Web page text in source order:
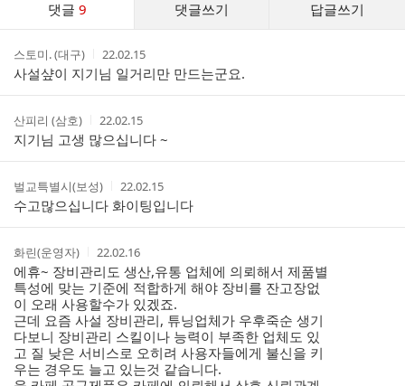
댓글 9 댓글쓰기 답글쓰기
스
작
성
자
스토미. (대구)
작
성
시
간
22.02.15
사설샾이 지기님 일거리만 만드는군요.
작
성
자
산피리 (삼호)
작
성
시
간
22.02.15
지기님 고생 많으십니다 ~
작
성
자
벌교특별시(보성)
작
성
시
간
22.02.15
수고많으십니다 화이팅입니다
작
성
자
화린(운영자)
작
성
시
간
22.02.16
에휴~ 장비관리도 생산,유통 업체에 의뢰해서 제품별
특성에 맞는 기준에 적합하게 해야 장비를 잔고장없
이 오래 사용할수가 있겠죠.
근데 요즘 사설 장비관리, 튜닝업체가 우후죽순 생기
다보니 장비관리 스킬이나 능력이 부족한 업체도 있
고 질 낮은 서비스로 오히려 사용자들에게 불신을 키
우는 경우도 늘고 있는것 같습니다.